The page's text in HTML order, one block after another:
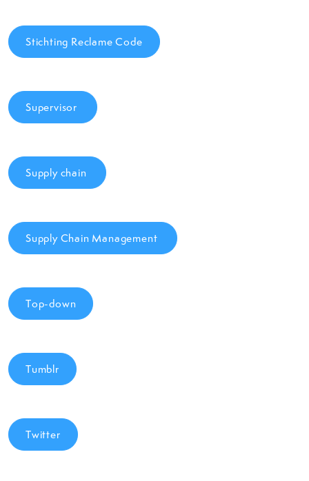
Stichting Reclame Code
Supervisor
Supply chain
Supply Chain Management
Top-down
Tumblr
Twitter